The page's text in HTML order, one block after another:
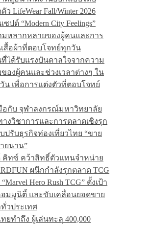
ว LifeWear Fall/Winter 2026
ปต์ “Modern City Feelings”
หลากหลายของผู้คนและการ
สื้อผ้าที่ตอบโจทย์ทุกวัน
ได้รับแรงบันดาลใจจากความ
องผู้คนและช่วงเวลาต่างๆ ใน
น เพื่อการแต่งตัวที่ตอบโจทย์
กับ จุฬาลงกรณ์มหาวิทยาลัย
งวิชาการและการตลาดเชิงรุก
ปรับธุรกิจท่องเที่ยวไทย “ขาย
ยนาน”
คิทซ์ คว้าสิทธิ์ตัวแทนจำหน่าย
ผนึกกำลังรุกตลาด TCG
Hero Rush TCG” ตั้งเป้า
มมูนิตี้ และขับเคลื่อนยอดขาย
วประเทศ
ยทำถึง ผู้เล่นทะลุ 400,000